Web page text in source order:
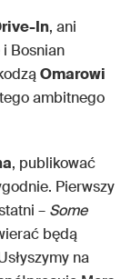
In, ani
Bosnian
Omarowi
ambitnego
, publikować
Pierwszy
– Some
będą
na